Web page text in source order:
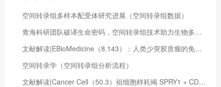
空间转录组多样本配受体研究进展（空间转录组数据）
青海科研团队破译生命密码，空间转录组技术助力生物多样性研究（什么是空间转录组学）
文献解读|EBioMedicine（8.143）：人类少突胶质瘤的免疫学特征定义了两种不同的分子亚型
空间转录学（空间转录组分析流程）
文献解读|Cancer Cell（50.3）祖细胞样耗竭 SPRY1 + CD8 + T 细胞增强食管鳞状细胞癌对新辅助 PD-1 阻断的反应